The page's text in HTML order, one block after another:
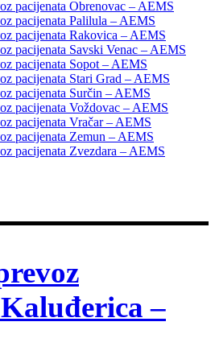
pacijenata Obrenovac – AEMS
pacijenata Palilula – AEMS
pacijenata Rakovica – AEMS
pacijenata Savski Venac – AEMS
pacijenata Sopot – AEMS
pacijenata Stari Grad – AEMS
pacijenata Surčin – AEMS
pacijenata Voždovac – AEMS
pacijenata Vračar – AEMS
pacijenata Zemun – AEMS
pacijenata Zvezdara – AEMS
–